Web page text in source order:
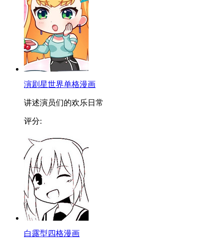
演剧星世界单格漫画
讲述演员们的欢乐日常
评分:
白露型四格漫画